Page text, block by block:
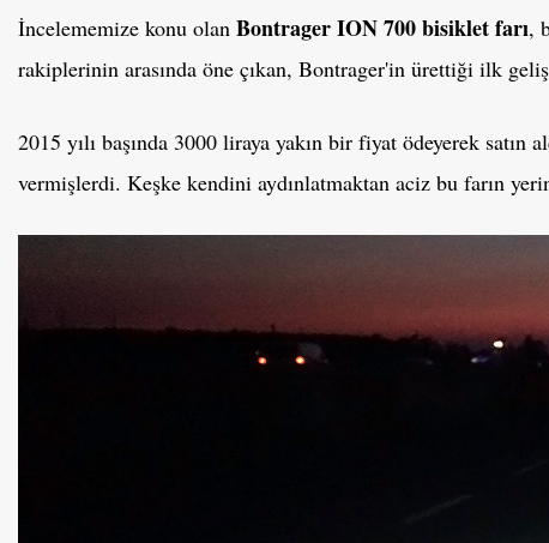
İncelememize konu olan Bontrager ION 700 bisiklet farı,
rakiplerinin arasında öne çıkan, Bontrager'in ürettiği ilk
2015 yılı başında 3000 liraya yakın bir fiyat ödeyerek satın
vermişlerdi. Keşke kendini aydınlatmaktan aciz bu farın